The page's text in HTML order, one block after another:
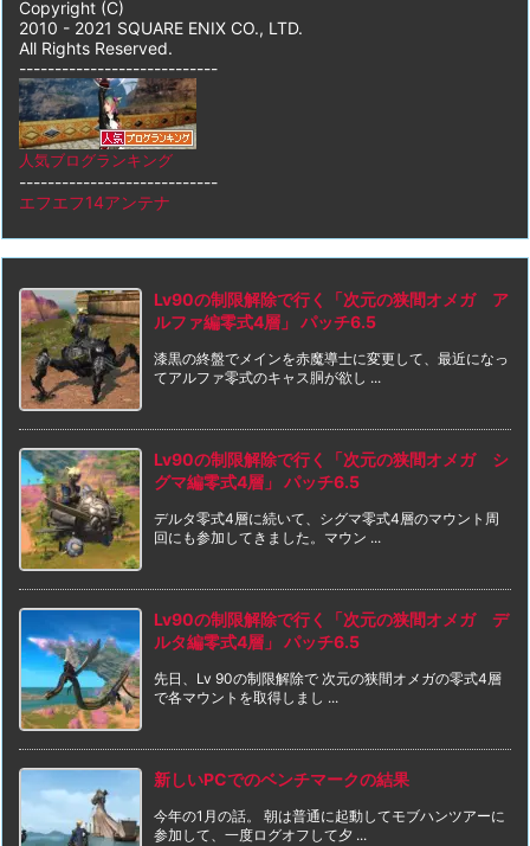
Copyright (C)
2010 - 2021 SQUARE ENIX CO., LTD.
All Rights Reserved.
----------------------------
人気ブログランキング
----------------------------
エフエフ14アンテナ
Lv90の制限解除で行く「次元の狭間オメガ ア
ルファ編零式4層」 パッチ6.5
漆黒の終盤でメインを赤魔導士に変更して、最近になっ
てアルファ零式のキャス胴が欲し ...
Lv90の制限解除で行く「次元の狭間オメガ シ
グマ編零式4層」 パッチ6.5
デルタ零式4層に続いて、シグマ零式4層のマウント周
回にも参加してきました。マウン ...
Lv90の制限解除で行く「次元の狭間オメガ デ
ルタ編零式4層」 パッチ6.5
先日、Lv 90の制限解除で 次元の狭間オメガの零式4層
で各マウントを取得しまし ...
新しいPCでのベンチマークの結果
今年の1月の話。 朝は普通に起動してモブハンツアーに
参加して、一度ログオフして夕 ...